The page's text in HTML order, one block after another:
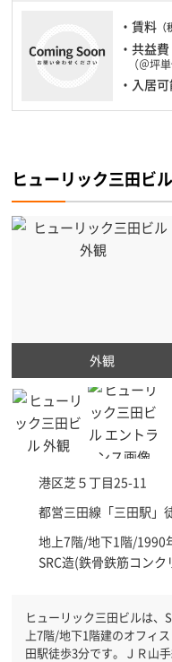
・賃料 （
・共益費
（＠坪
・入居
ヒューリック三田ビル
外観
港区芝５丁目25-11
都営三田線「三田駅 」
地上7階/地下1階/1990
SRC造(鉄骨鉄筋コンク
ヒューリック三田ビルは、
上7階/地下1階建のオフィスビルです。 竣工
田駅徒歩3分です。ＪＲ山